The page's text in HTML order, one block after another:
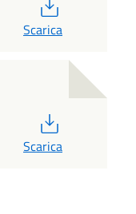
Scarica
Scarica